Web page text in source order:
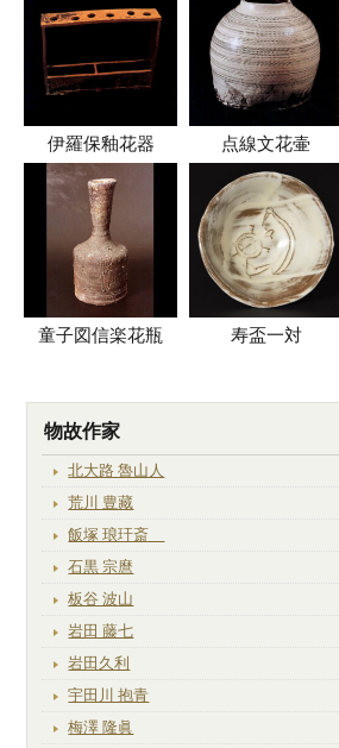
伊羅保釉花器 点線文花壷
童子図信楽花瓶 寿盃一対
物故作家
北大路 魯山人
荒川 豊藏
飯塚 琅玕斎
石黒 宗麿
板谷 波山
岩田 藤七
岩田久利
宇田川 抱青
梅澤 隆眞